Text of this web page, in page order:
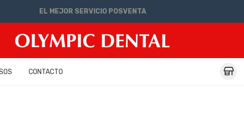
EL MEJOR SERVICIO POSVENTA
CONTACTO